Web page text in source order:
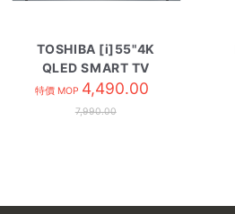
TOSHIBA [i]55"4K
QLED SMART TV
55M550NK
特價 MOP 4,490.00
7,990.00